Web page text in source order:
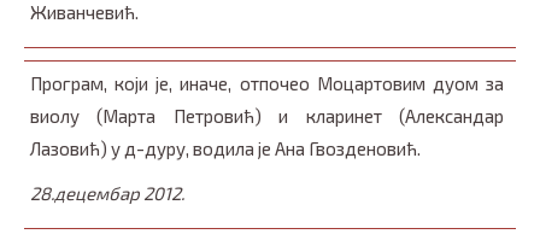
Живанчевић.
Програм, који је, иначе, отпочео Моцартовим дуом за
виолу (Марта Петровић) и кларинет (Александар
Лазовић) у д-дуру, водила је Ана Гвозденовић.
28.децембар 2012.